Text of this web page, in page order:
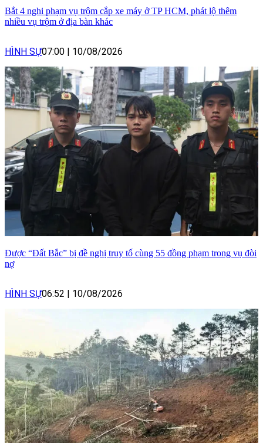
Bắt 4 nghi phạm vụ trộm cắp xe máy ở TP HCM, phát lộ thêm
nhiều vụ trộm ở địa bàn khác
HÌNH SỰ07:00 10/08/2026
Được “Đất Bắc” bị đề nghị truy tố cùng 55 đồng phạm trong vụ đòi
nợ
HÌNH SỰ06:52 10/08/2026